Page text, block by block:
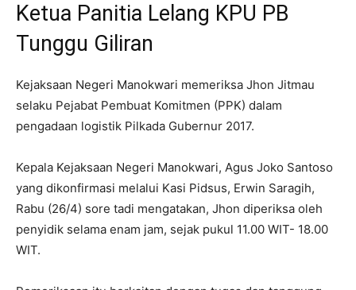
Ketua Panitia Lelang KPU PB
Tunggu Giliran
Kejaksaan Negeri Manokwari memeriksa Jhon Jitmau
selaku Pejabat Pembuat Komitmen (PPK) dalam
pengadaan logistik Pilkada Gubernur 2017.
Kepala Kejaksaan Negeri Manokwari, Agus Joko Santoso
yang dikonfirmasi melalui Kasi Pidsus, Erwin Saragih,
Rabu (26/4) sore tadi mengatakan, Jhon diperiksa oleh
penyidik selama enam jam, sejak pukul 11.00 WIT- 18.00
WIT.